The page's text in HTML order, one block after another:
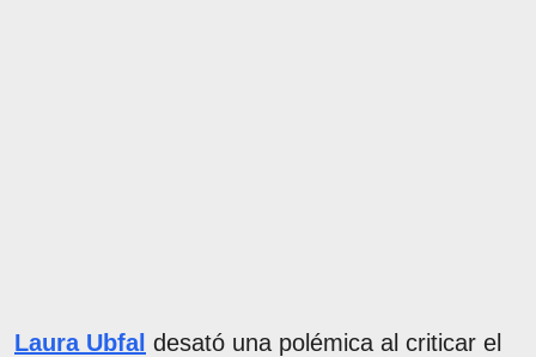
Laura Ubfal desató una polémica al criticar el